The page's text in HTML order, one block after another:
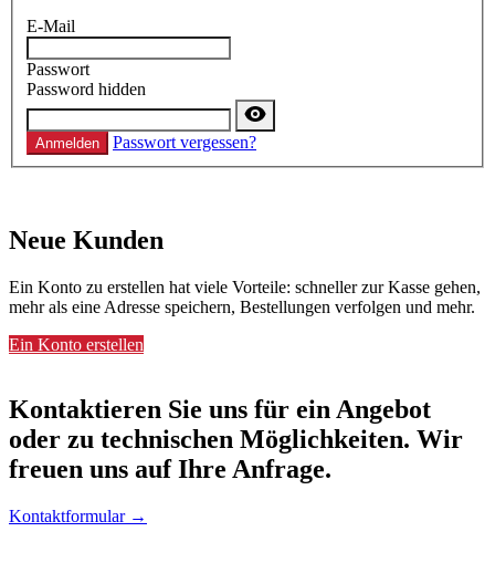
E-Mail
Passwort
Password hidden
Anmelden Passwort vergessen?
Neue Kunden
Ein Konto zu erstellen hat viele Vorteile: schneller zur Kasse gehen,
mehr als eine Adresse speichern, Bestellungen verfolgen und mehr.
Ein Konto erstellen
Kontaktieren Sie uns für ein Angebot
oder zu technischen Möglichkeiten. Wir
freuen uns auf Ihre Anfrage.
Kontaktformular →